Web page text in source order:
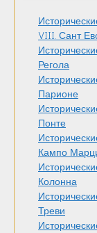
VIII. Сант
Регола
Парионе
Понте
Кампо
Колонна
Треви